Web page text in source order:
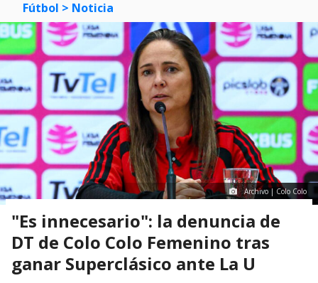
Fútbol > Noticia
Archivo | Colo Colo
"Es innecesario": la denuncia de
DT de Colo Colo Femenino tras
ganar Superclásico ante La U